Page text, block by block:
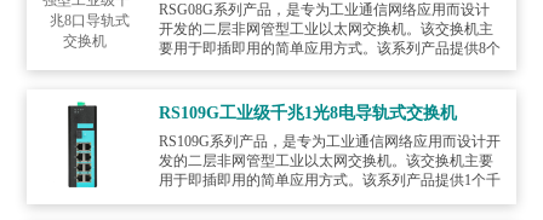
RSG08G系列产品，是专为工业通信网络应用而设计
开发的二层非网管型工业以太网交换机。该交换机主
要用于即插即用的简单应用方式。该系列产品提供8个
千兆电接口配置机型。电口为
RS109G工业级千兆1光8电导轨式交换机
RS109G系列产品，是专为工业通信网络应用而设计开
发的二层非网管型工业以太网交换机。该交换机主要
用于即插即用的简单应用方式。该系列产品提供1个千